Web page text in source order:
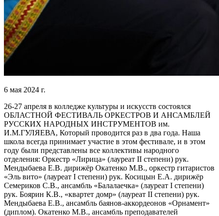
6 мая 2024 г.
26-27 апреля в колледже культуры и искусств состоялся
ОБЛАСТНОЙ ФЕСТИВАЛЬ ОРКЕСТРОВ И АНСАМБЛЕЙ
РУССКИХ НАРОДНЫХ ИНСТРУМЕНТОВ им.
И.М.ГУЛЯЕВА, Который проводится раз в два года. Наша
школа всегда принимает участие в этом фестивале, и в этом
году были представлены все коллективы народного
отделения: Оркестр «Лирица» (лауреат II степени) рук.
Мендыбаева Е.В. дирижёр Окатенко М.В., оркестр гитаристов
«Эль вито» (лауреат I степени) рук. Косицын Е.А. дирижёр
Семериков С.В., ансамбль «Балалаечка» (лауреат I степени)
рук. Боярин К.В., «квартет домр» (лауреат II степени) рук.
Мендыбаева Е.В., ансамбль баянов-аккордеонов «Орнамент»
(диплом). Окатенко М.В., ансамбль преподавателей